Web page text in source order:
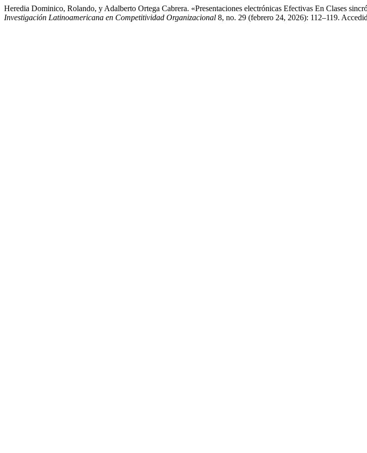
Heredia Dominico, Rolando, y Adalberto Ortega Cabrera. «Presentaciones electrónicas Efectivas En Clases
Investigación Latinoamericana en Competitividad Organizacional 8, no. 29 (febrero 24, 2026): 112–119.